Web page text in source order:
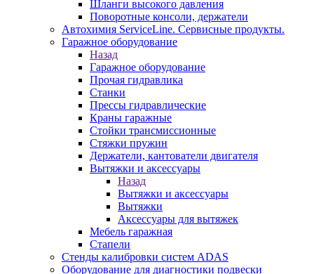
Шланги высокого давления
Поворотные консоли, держатели
Автохимия ServiceLine. Сервисные продукты.
Гаражное оборудование
Назад
Гаражное оборудование
Прочая гидравлика
Станки
Прессы гидравлические
Краны гаражные
Стойки трансмиссионные
Стяжки пружин
Держатели, кантователи двигателя
Вытяжки и аксессуары
Назад
Вытяжки и аксессуары
Вытяжки
Аксессуары для вытяжек
Мебель гаражная
Стапели
Стенды калибровки систем ADAS
Оборудование для диагностики подвески